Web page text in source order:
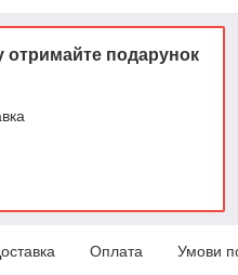
отримайте подарунок
Оплата Умови